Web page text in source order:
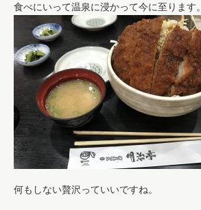
食べにいって温泉に浸かって今に至ります。
何もしない贅沢っていいですね。